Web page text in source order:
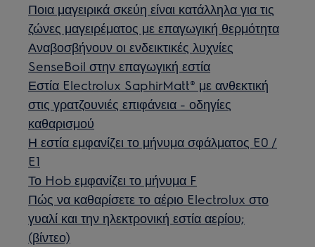
Ποια μαγειρικά σκεύη είναι κατάλληλα για τις
ζώνες μαγειρέματος με επαγωγική θερμότητα
Αναβοσβήνουν οι ενδεικτικές λυχνίες
SenseBoil στην επαγωγική εστία
Εστία Electrolux SaphirMatt® με ανθεκτική
στις γρατζουνιές επιφάνεια - οδηγίες
καθαρισμού
Η εστία εμφανίζει το μήνυμα σφάλματος E0 /
E1
Το Hob εμφανίζει το μήνυμα F
Πώς να καθαρίσετε το αέριο Electrolux στο
γυαλί και την ηλεκτρονική εστία αερίου;
(βίντεο)